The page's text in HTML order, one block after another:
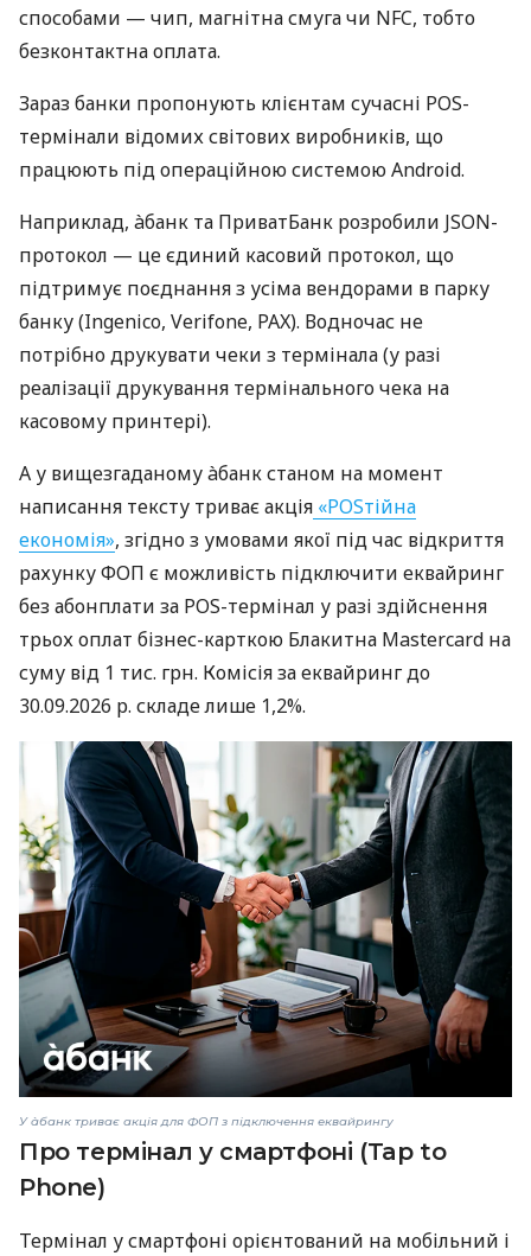
способами — чип, магнітна смуга чи NFC, тобто
безконтактна оплата.
Зараз банки пропонують клієнтам сучасні POS-
термінали відомих світових виробників, що
працюють під операційною системою Android.
Наприклад, àбанк та ПриватБанк розробили JSON-
протокол — це єдиний касовий протокол, що
підтримує поєднання з усіма вендорами в парку
банку (Ingenico, Verifone, PAX). Водночас не
потрібно друкувати чеки з термінала (у разі
реалізації друкування термінального чека на
касовому принтері).
А у вищезгаданому àбанк станом на момент
написання тексту триває акція «POSтійна
економія», згідно з умовами якої під час відкриття
рахунку ФОП є можливість підключити еквайринг
без абонплати за POS-термінал у разі здійснення
трьох оплат бізнес-карткою Блакитна Mastercard на
суму від 1 тис. грн. Комісія за еквайринг до
30.09.2026 р. складе лише 1,2%.
У àбанк триває акція для ФОП з підключення еквайрингу
Про термінал у смартфоні (Tap to
Phone)
Термінал у смартфоні орієнтований на мобільний і